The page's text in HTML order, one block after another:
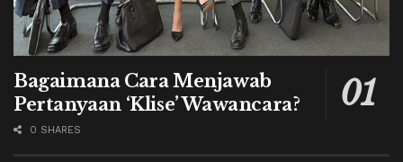
Bagaimana Cara Menjawab
Pertanyaan ‘Klise’ Wawancara?
0 SHARES